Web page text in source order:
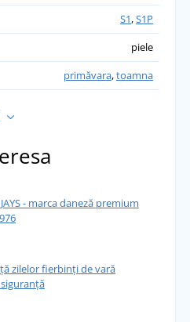
S1,S1P
piele
primăvara,toamna
- marca daneză premium
zilelor fierbinți de vară